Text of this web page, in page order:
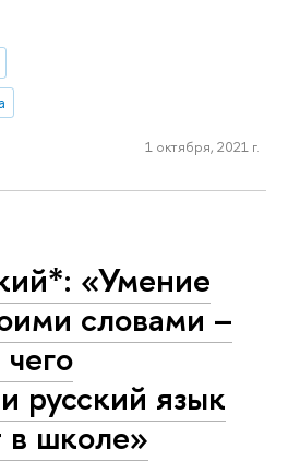
1 октября, 2021 г.
«Умение
словами –
русский язык
в школе»